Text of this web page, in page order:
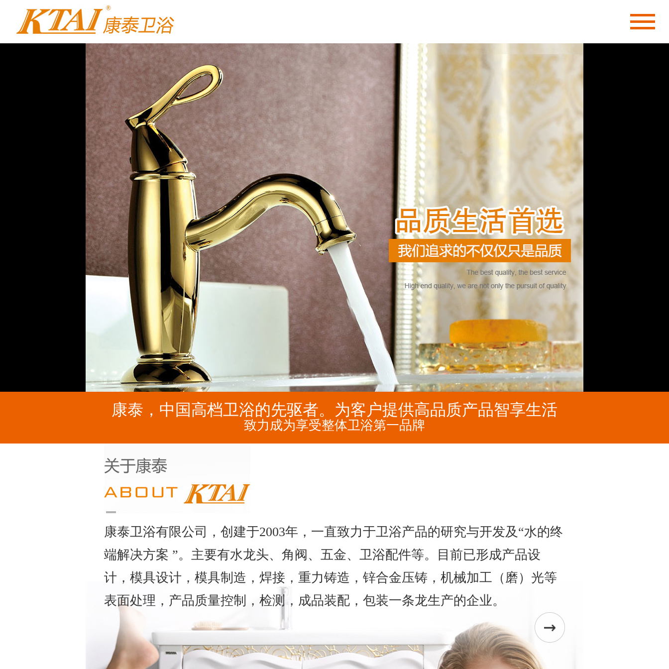
康泰，中国高档卫浴的先驱者。为客户提供高品质产品智享生活
致力成为享受整体卫浴第一品牌
康泰卫浴有限公司，创建于2003年，一直致力于卫浴产品的研究与开发及“水的终
端解决方案 ”。主要有水龙头、角阀、五金、卫浴配件等。目前已形成产品设
计，模具设计，模具制造，焊接，重力铸造，锌合金压铸，机械加工（磨）光等
表面处理，产品质量控制，检测，成品装配，包装一条龙生产的企业。